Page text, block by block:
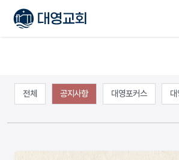
전체 공지사항 대영포커스